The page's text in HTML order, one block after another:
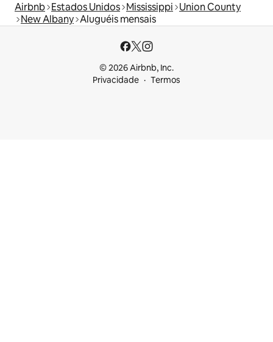
Airbnb Estados Unidos Mississippi Union County
New Albany Aluguéis mensais
© 2026 Airbnb, Inc.
Privacidade
Termos